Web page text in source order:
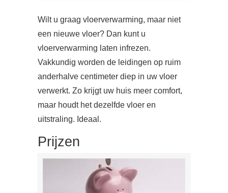
Wilt u graag vloerverwarming, maar niet
een nieuwe vloer? Dan kunt u
vloerverwarming laten infrezen.
Vakkundig worden de leidingen op ruim
anderhalve centimeter diep in uw vloer
verwerkt. Zo krijgt uw huis meer comfort,
maar houdt het dezelfde vloer en
uitstraling. Ideaal.
Prijzen